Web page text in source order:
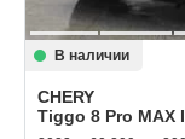
В наличии
CHERY
Tiggo 8 Pro MAX I